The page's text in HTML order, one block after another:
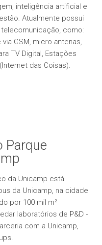
inteligência artificial e
Atualmente possui
como:
GSM, micro antenas,
TV Digital, Estações
das Coisas).
Parque
da Unicamp está
da Unicamp, na cidade
por 100 mil m²
laboratórios de P&D -
com a Unicamp,